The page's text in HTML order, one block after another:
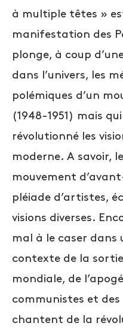
à multiple têtes »
manifestation des
plonge, à coup
dans l’univers, les
polémiques d’un
(1948-1951) mais
révolutionné les
moderne. A savoir,
mouvement
pléiade d’artistes,
visions diverses.
mal à le caser dans
contexte de la
mondiale, de
communistes et des
chantent de la